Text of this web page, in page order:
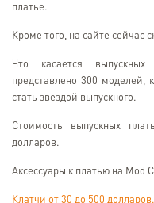
платье.
Кроме того, на сайте сейчас
Что касается
представлено 300 моделей,
стать звездой выпускного.
Стоимость выпускных
долларов.
Аксессуары к платью на Mod
Клатчи от 30 до 500 долларов.